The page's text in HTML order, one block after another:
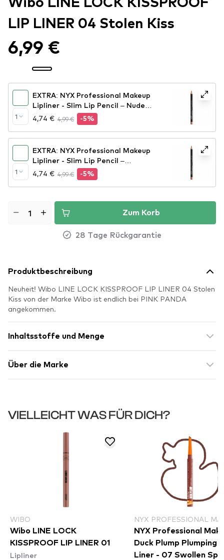
Wibo LINE LOCK KISSPROOF
LIP LINER 04 Stolen Kiss
6,99 €
1
EXTRA: NYX Professional Makeup
Lipliner - Slim Lip Pencil – Nude
Pink (SPL858)
4,74 € 4,99 € -5%
1
EXTRA: NYX Professional Makeup
Lipliner - Slim Lip Pencil –
Peekaboo Neutral (SPL860)
4,74 € 4,99 € -5%
Zum Korb
28 Tage Rückgarantie
Produktbeschreibung
Neuheit! Wibo LINE LOCK KISSPROOF LIP LINER 04 Stolen
Kiss von der Marke Wibo ist endlich bei PINK PANDA
angekommen.
Inhaltsstoffe und Menge
Über die Marke
VIELLEICHT WAS FÜR DICH?
WIBO
Wibo LINE LOCK
KISSPROOF LIP LINER 01
Lipliner
NYX PROFESSIONAL
NYX Professional
Duck Plump Plumping
Liner - 07 Swollen